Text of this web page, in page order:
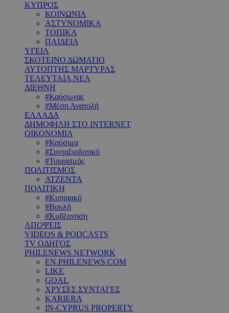
ΚΥΠΡΟΣ
ΚΟΙΝΩΝΙΑ
ΑΣΤΥΝΟΜΙΚΑ
ΤΟΠΙΚΑ
ΠΑΙΔΕΙΑ
ΥΓΕΙΑ
ΣΚΟΤΕΙΝΟ ΔΩΜΑΤΙΟ
ΑΥΤΟΠΤΗΣ ΜΑΡΤΥΡΑΣ
ΤΕΛΕΥΤΑΙΑ ΝΕΑ
ΔΙΕΘΝΗ
#Καύσωνας
#Μέση Ανατολή
ΕΛΛΑΔΑ
ΔΗΜΟΦΙΛΗ ΣΤΟ INTERNET
ΟΙΚΟΝΟΜΙΑ
#Καύσιμα
#Συνταξιοδοτικό
#Τουρισμός
ΠΟΛΙΤΙΣΜΟΣ
ΑΤΖΕΝΤΑ
ΠΟΛΙΤΙΚΗ
#Κυπριακό
#Βουλή
#Κυβέρνηση
ΑΠΟΨΕΙΣ
VIDEOS & PODCASTS
TV ΟΔΗΓΟΣ
PHILENEWS NETWORK
EN.PHILENEWS.COM
LIKE
GOAL
ΧΡΥΣΕΣ ΣΥΝΤΑΓΕΣ
KARIERA
IN-CYPRUS PROPERTY